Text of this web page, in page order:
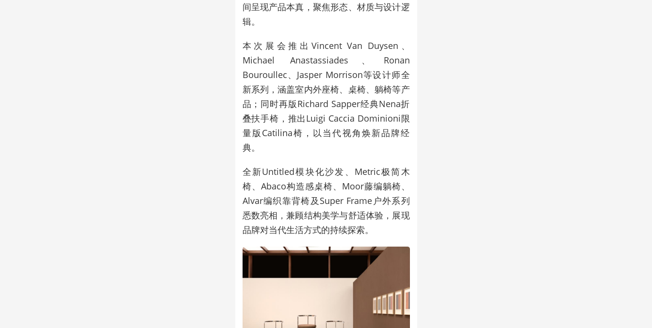
间呈现产品本真，聚焦形态、材质与设计逻
辑。
本次展会推出Vincent Van Duysen、
Michael Anastassiades、Ronan
Bouroullec、Jasper Morrison等设计师全
新系列，涵盖室内外座椅、桌椅、躺椅等产
品；同时再版Richard Sapper经典Nena折
叠扶手椅，推出Luigi Caccia Dominioni限
量版Catilina椅，以当代视角焕新品牌经
典。
全新Untitled模块化沙发、Metric极简木
椅、Abaco构造感桌椅、Moor藤编躺椅、
Alvar编织靠背椅及Super Frame户外系列
悉数亮相，兼顾结构美学与舒适体验，展现
品牌对当代生活方式的持续探索。